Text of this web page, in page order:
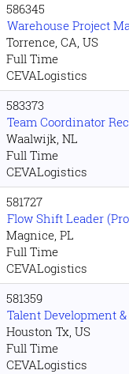
586345
Warehouse Project
Torrence, CA, US
Full Time
CEVALogistics
583373
Team Coordinator
Waalwijk, NL
Full Time
CEVALogistics
581727
Flow Shift Leader
Magnice, PL
Full Time
CEVALogistics
581359
Talent Development
Houston Tx, US
Full Time
CEVALogistics